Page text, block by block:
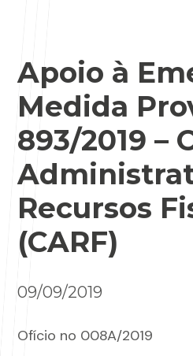
Apoio à
Medida
893/2019 –
Recursos
(CARF)
09/09/2019
Ofício no 008A/2019